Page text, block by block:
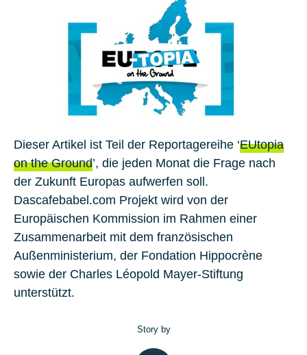
Dieser Artikel ist Teil der Reportagereihe ‘EUtopia
on the Ground’, die jeden Monat die Frage nach
der Zukunft Europas aufwerfen soll.
Dascafebabel.com Projekt wird von der
Europäischen Kommission im Rahmen einer
Zusammenarbeit mit dem französischen
Außenministerium, der Fondation Hippocrène
sowie der Charles Léopold Mayer-Stiftung
unterstützt.
Story by